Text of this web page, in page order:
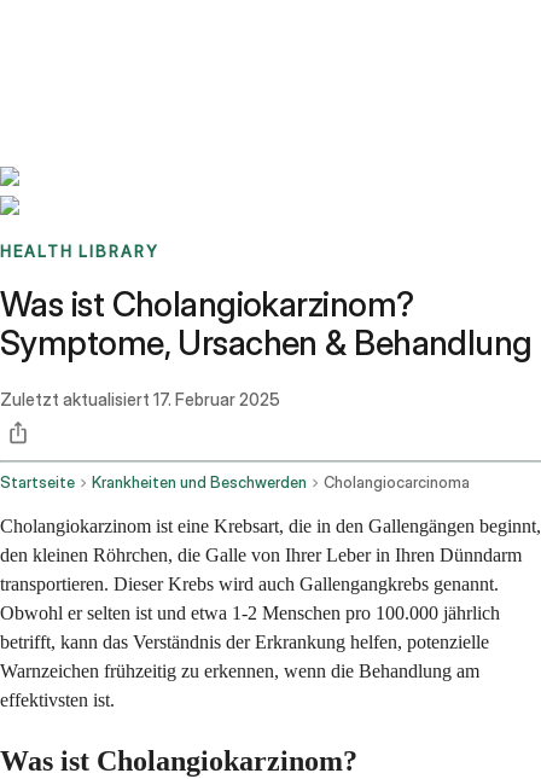
HEALTH LIBRARY
Was ist Cholangiokarzinom?
Symptome, Ursachen & Behandlung
Zuletzt aktualisiert 17. Februar 2025
Startseite Krankheiten und Beschwerden Cholangiocarcinoma
Cholangiokarzinom ist eine Krebsart, die in den Gallengängen beginnt,
den kleinen Röhrchen, die Galle von Ihrer Leber in Ihren Dünndarm
transportieren. Dieser Krebs wird auch Gallengangkrebs genannt.
Obwohl er selten ist und etwa 1-2 Menschen pro 100.000 jährlich
betrifft, kann das Verständnis der Erkrankung helfen, potenzielle
Warnzeichen frühzeitig zu erkennen, wenn die Behandlung am
effektivsten ist.
Was ist Cholangiokarzinom?